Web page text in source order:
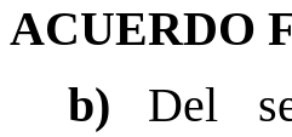
ACUERDO
b)
Del